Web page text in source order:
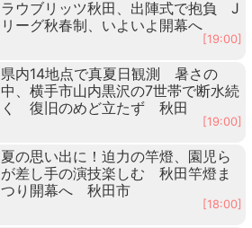
ラウブリッツ秋田、出陣式で抱負 J
リーグ秋春制、いよいよ開幕へ
[19:00]
県内14地点で真夏日観測 暑さの
中、横手市山内黒沢の7世帯で断水続
く 復旧のめど立たず 秋田
[19:00]
夏の思い出に！迫力の竿燈、園児ら
が差し手の演技楽しむ 秋田竿燈ま
つり開幕へ 秋田市
[18:00]